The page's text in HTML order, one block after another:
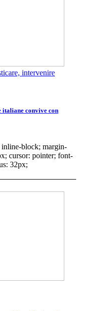
intervenire
convive con
block; margin-
cursor: pointer; font-
32px;